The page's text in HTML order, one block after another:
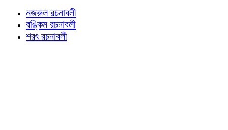
নজরুল রচনাবলী
বঙ্কিম রচনাবলী
শরৎ রচনাবলী